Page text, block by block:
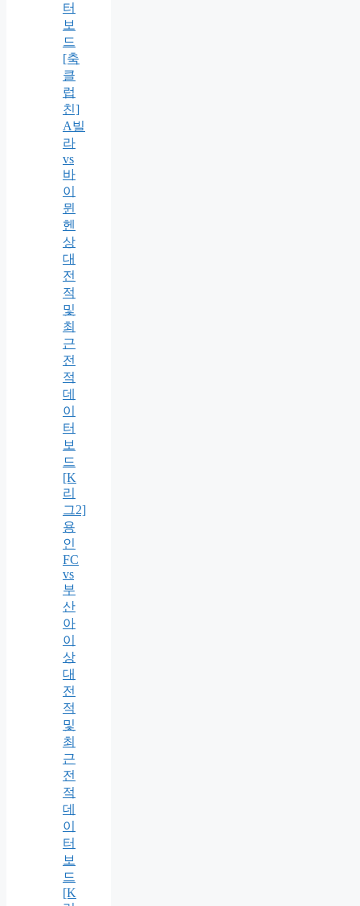
터
보
드
[축
클
럽
친]
A빌
라
vs
바
이
뮌
헨
상
대
전
적
및
최
근
전
적
데
이
터
보
드
[K
리
그2]
용
인
FC
vs
부
산
아
이
상
대
전
적
및
최
근
전
적
데
이
터
보
드
[K